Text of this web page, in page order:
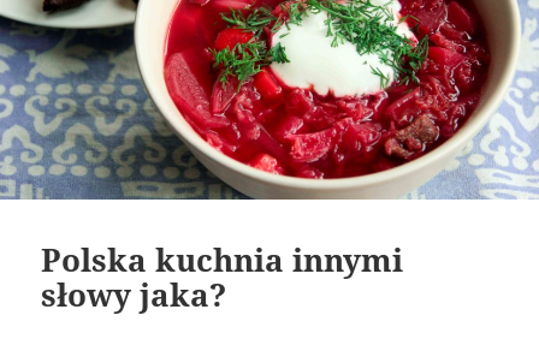
Polska kuchnia innymi
słowy jaka?